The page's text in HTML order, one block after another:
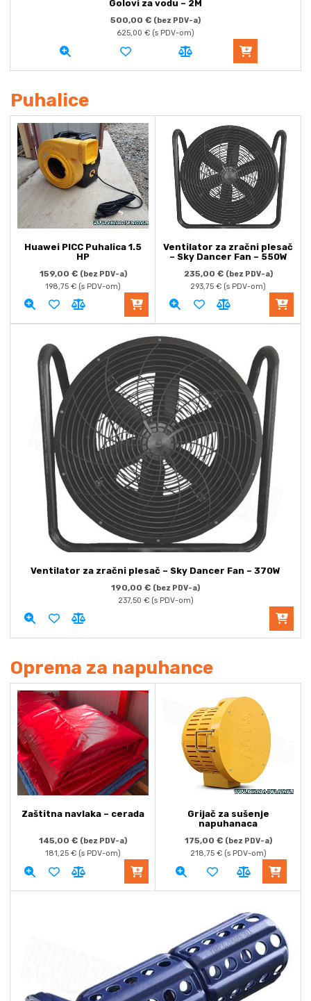
Golovi za vodu – 2M
500,00 € (bez PDV-a)
625,00 € (s PDV-om)
Puhalice
Huawei PICC Puhalica 1.5
HP
159,00 € (bez PDV-a)
198,75 € (s PDV-om)
Ventilator za zračni plesač
– Sky Dancer Fan – 550W
235,00 € (bez PDV-a)
293,75 € (s PDV-om)
Ventilator za zračni plesač – Sky Dancer Fan – 370W
190,00 € (bez PDV-a)
237,50 €(s PDV-om)
Oprema za napuhance
Zaštitna navlaka – cerada
145,00 € (bez PDV-a)
181,25 € (s PDV-om)
Grijač za sušenje
napuhanaca
175,00 € (bez PDV-a)
218,75 €(s PDV-om)